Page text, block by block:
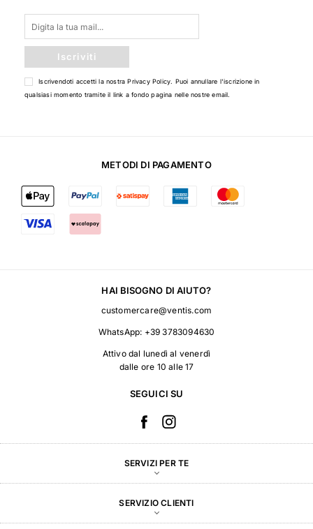
Iscriviti
Iscrivendoti accetti la nostraPrivacy Policy . Puoi annullare l'iscrizione in
qualsiasi momento tramite il link a fondo pagina nelle nostre email.
METODI DI PAGAMENTO
HAI BISOGNO DI AIUTO?
customercare@ventis.com
WhatsApp: +39 3783094630
Attivo dal lunedì al venerdì
dalle ore 10 alle 17
SEGUICI SU
SERVIZI PER TE
SERVIZIO CLIENTI